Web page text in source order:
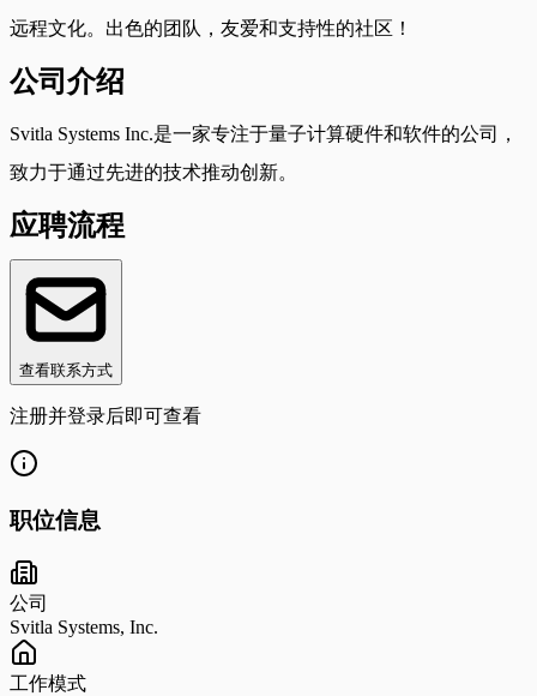
远程文化。出色的团队，友爱和支持性的社区！
公司介绍
Svitla Systems Inc.是一家专注于量子计算硬件和软件的公司，
致力于通过先进的技术推动创新。
应聘流程
查看联系方式
注册并登录后即可查看
职位信息
公司
Svitla Systems, Inc.
工作模式